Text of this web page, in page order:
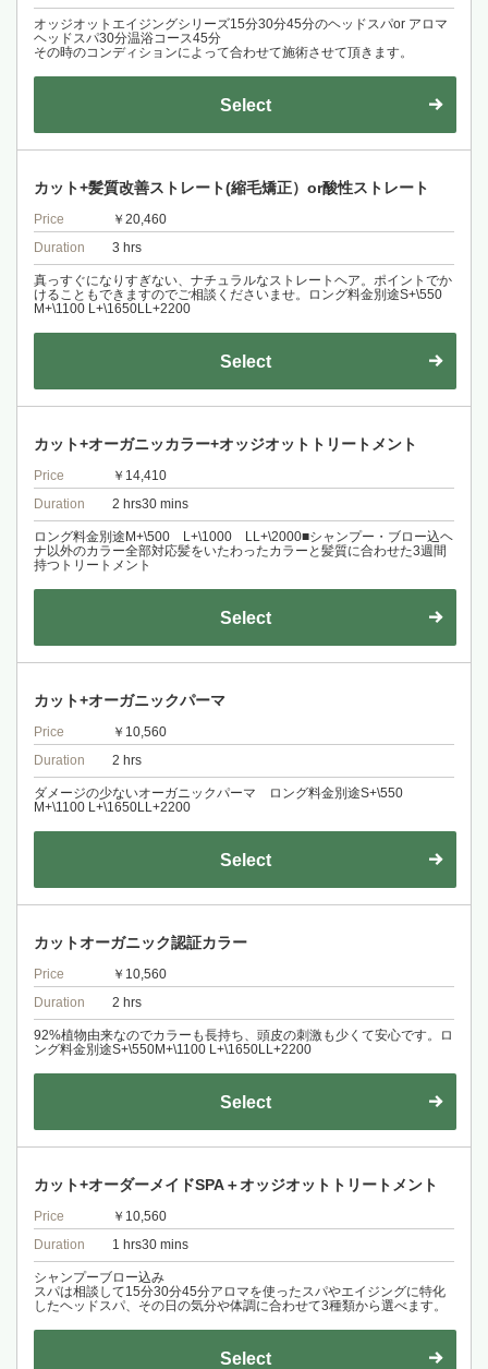
オッジオットエイジングシリーズ15分30分45分のヘッドスパor アロマ
ヘッドスパ30分温浴コース45分
その時のコンディションによって合わせて施術させて頂きます。
Select
カット+髪質改善ストレート(縮毛矯正）or酸性ストレート
Price
￥20,460
Duration
3 hrs
真っすぐになりすぎない、ナチュラルなストレートヘア。ポイントでか
けることもできますのでご相談くださいませ。ロング料金別途S+\550
M+\1100 L+\1650LL+2200
Select
カット+オーガニッカラー+オッジオットトリートメント
Price
￥14,410
Duration
2 hrs30 mins
ロング料金別途M+\500 L+\1000 LL+\2000■シャンプー・ブロー込ヘ
ナ以外のカラー全部対応髪をいたわったカラーと髪質に合わせた3週間
持つトリートメント
Select
カット+オーガニックパーマ
Price
￥10,560
Duration
2 hrs
ダメージの少ないオーガニックパーマ ロング料金別途S+\550
M+\1100 L+\1650LL+2200
Select
カットオーガニック認証カラー
Price
￥10,560
Duration
2 hrs
92%植物由来なのでカラーも長持ち、頭皮の刺激も少くて安心です。ロ
ング料金別途S+\550M+\1100 L+\1650LL+2200
Select
カット+オーダーメイドSPA＋オッジオットトリートメント
Price
￥10,560
Duration
1 hrs30 mins
シャンプーブロー込み
スパは相談して15分30分45分アロマを使ったスパやエイジングに特化
したヘッドスパ、その日の気分や体調に合わせて3種類から選べます。
Select